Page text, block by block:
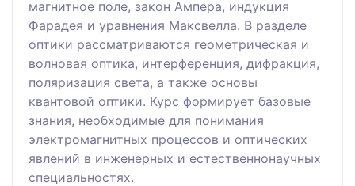
магнитное поле, закон Ампера, индукция
Фарадея и уравнения Максвелла. В разделе
оптики рассматриваются геометрическая и
волновая оптика, интерференция, дифракция,
поляризация света, а также основы
квантовой оптики. Курс формирует базовые
знания, необходимые для понимания
электромагнитных процессов и оптических
явлений в инженерных и естественнонаучных
специальностях.